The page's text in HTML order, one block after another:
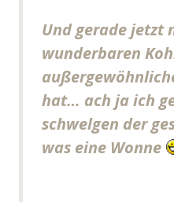
Und gerade jetzt
wunderbaren
hat… ach ja ich
schwelgen der
was eine Wonne